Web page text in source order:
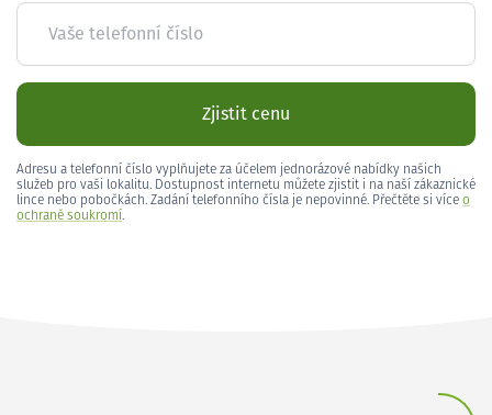
Vaše telefonní číslo
Zjistit cenu
Adresu a telefonní číslo vyplňujete za účelem jednorázové nabídky našich
služeb pro vaši lokalitu. Dostupnost internetu můžete zjistit i na naší zákaznické
lince nebo pobočkách. Zadání telefonního čísla je nepovinné. Přečtěte si více o
ochraně soukromí.